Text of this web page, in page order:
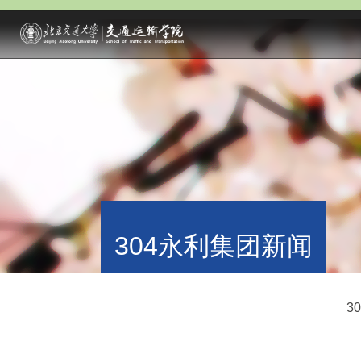
304永利集团新闻